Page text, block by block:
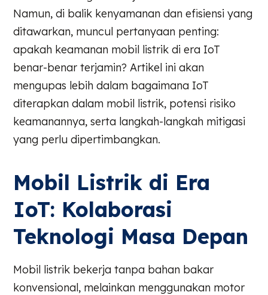
Namun, di balik kenyamanan dan efisiensi yang
ditawarkan, muncul pertanyaan penting:
apakah keamanan mobil listrik di era IoT
benar-benar terjamin? Artikel ini akan
mengupas lebih dalam bagaimana IoT
diterapkan dalam mobil listrik, potensi risiko
keamanannya, serta langkah-langkah mitigasi
yang perlu dipertimbangkan.
Mobil Listrik di Era
IoT: Kolaborasi
Teknologi Masa Depan
Mobil listrik bekerja tanpa bahan bakar
konvensional, melainkan menggunakan motor